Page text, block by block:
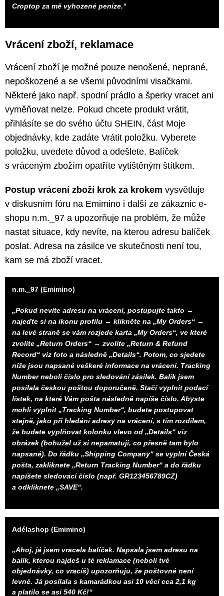
Croptop za mě vyhozené peníze.“
Vrácení zboží, reklamace
Vrácení zboží je možné pouze nenošené, neprané,
nepoškozené a se všemi původními visačkami.
Některé jako např. spodní prádlo a šperky vracet ani
vyměňovat nelze. Pokud chcete produkt vrátit,
přihlásíte se do svého účtu SHEIN, část Moje
objednávky, kde zadáte Vrátit položku. Vyberete
položku, uvedete důvod a odešlete. Balíček
s vráceným zbožím opatříte vytištěným štítkem.
Postup vrácení zboží krok za krokem vysvětluje
v diskusním fóru na Emimino i další ze zákaznic e-
shopu n.m._97 a upozorňuje na problém, že může
nastat situace, kdy nevíte, na kterou adresu balíček
poslat. Adresa na zásilce ve skutečnosti není tou,
kam se má zboží vracet.
n.m._97 (Emimino)
„Pokud nevíte adresu na vrácení, postupujte takto →
najeďte si na ikonu profilu → klikněte na „My Orders“ →
na levé straně se vám rozjede karta „My Orders“, ve které
zvolíte „Return Orders“ → zvolíte „Return & Refund
Record“ viz foto a následně „Details“. Potom, co sjedete
níže jsou napsané veškeré informace na vrácení. Tracking
Number neboli číslo pro sledování zásilek. Balík jsem
posílala českou poštou doporučeně. Stačí vyplnit podací
lístek, na které Vám pošta následně napíše číslo. Abyste
mohli vyplnit „Tracking Number“, budete postupovat
stejně, jako při hledání adresy na vrácení, s tím rozdílem,
že budete vyplňovat kolonku vlevo od „Details“ viz
obrázek (bohužel už si nepamatuji, co přesně tam bylo
napsané). Do řádku „Shipping Company“ se vyplní Česká
pošta, zakliknete „Return Tracking Number“ a do řádku
napíšete sledovací číslo (např. GR123456789CZ)
a odkliknete „SAVE“.
Adélashop (Emimino)
„Ahoj, já jsem vracela balíček. Napsala jsem adresu na
balík, kterou najdeš u té reklamace (neboli tvé
objednávky, co vracíš) upozorňuju, že poštovné není
levné. Já posílala s kamarádkou asi 10 věcí cca 2,1 kg
a platilo se asi 540 Kč!“